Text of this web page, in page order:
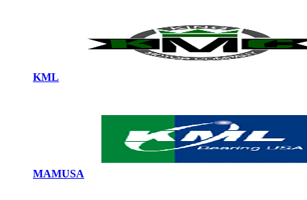
KML
MAMUSA